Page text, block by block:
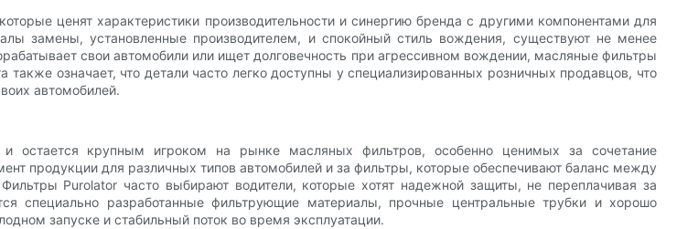
ценят характеристики производительности и синергию бренда с другими компонентами для
замены, установленные производителем, и спокойный стиль вождения, существуют не менее
свои автомобили или ищет долговечность при агрессивном вождении, масляные фильтры
означает, что детали часто легко доступны у специализированных розничных продавцов, что
автомобилей.
остается крупным игроком на рынке масляных фильтров, особенно ценимых за сочетание
продукции для различных типов автомобилей и за фильтры, которые обеспечивают баланс между
Purolator часто выбирают водители, которые хотят надежной защиты, не переплачивая за
специально разработанные фильтрующие материалы, прочные центральные трубки и хорошо
запуске и стабильный поток во время эксплуатации.